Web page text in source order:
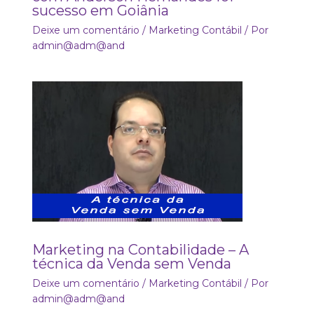
sucesso em Goiânia
Deixe um comentário / Marketing Contábil / Por
admin@adm@and
Marketing na Contabilidade – A
técnica da Venda sem Venda
Deixe um comentário / Marketing Contábil / Por
admin@adm@and